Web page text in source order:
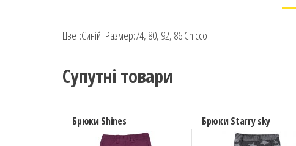
Цвет:Синій|Размер:74, 80, 92, 86 Chicco
Супутні товари
Брюки Shines Брюки Starry sky